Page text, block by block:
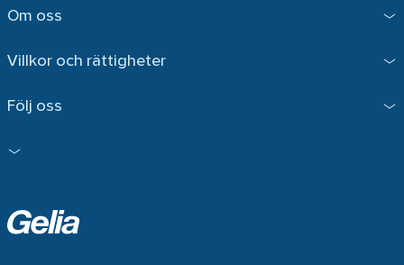
Om oss
Villkor och rättigheter
Följ oss